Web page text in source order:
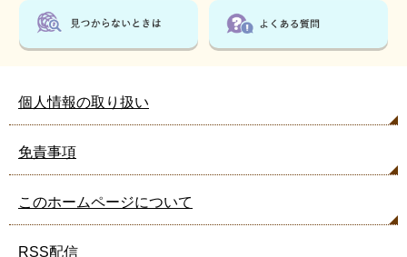
個人情報の取り扱い
免責事項
このホームページについて
RSS配信